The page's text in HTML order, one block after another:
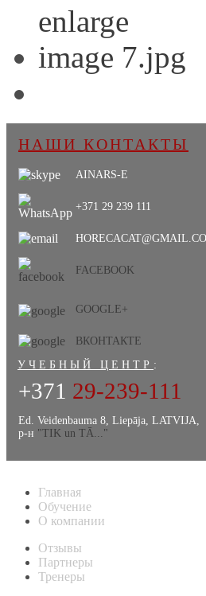
НАШИ КОНТАКТЫ
AINARS-E
+371 29 239 111
FACEBOOK
GOOGLE+
ВКОНТАКТЕ
УЧЕБНЫЙ ЦЕНТР :
+371 29-239-111
Ed. Veidenbauma 8, Liepāja, LATVIJA,
р-н "TIK un TĀ..."
Главная
Обучение
О компании
Отзывы
Партнеры
Тренеры